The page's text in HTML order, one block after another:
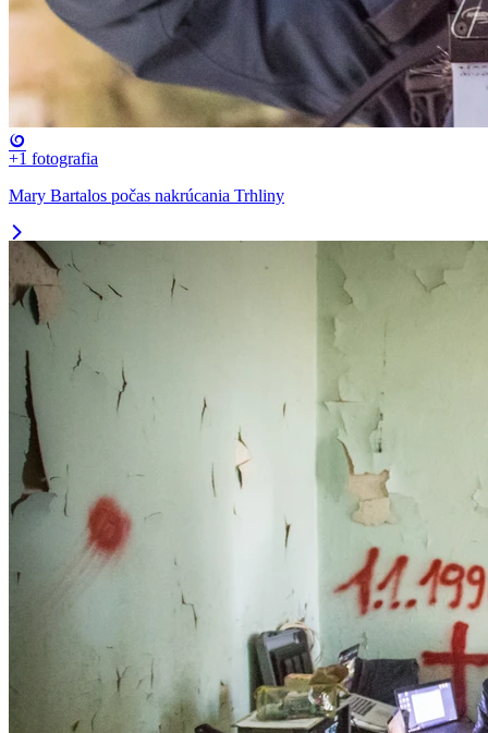
+1 fotografia
Mary Bartalos počas nakrúcania Trhliny